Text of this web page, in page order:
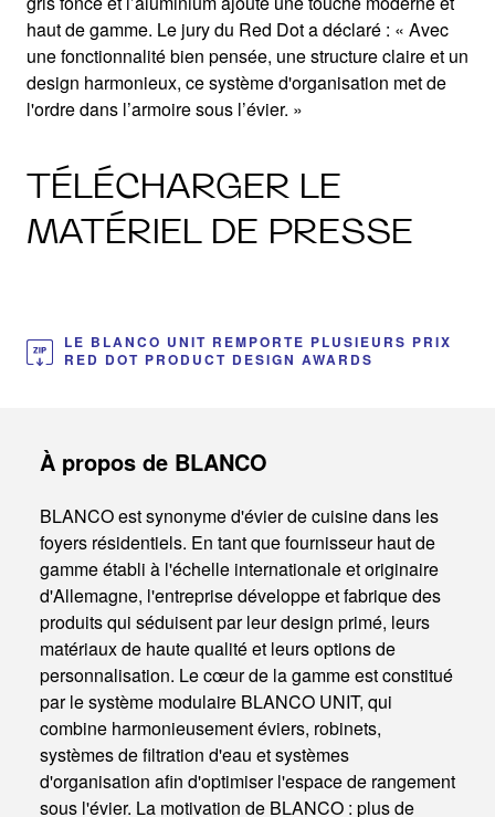
haut de gamme. Le jury du Red Dot a déclaré : « Avec
une fonctionnalité bien pensée, une structure claire et un
design harmonieux, ce système d'organisation met de
l'ordre dans l’armoire sous l’évier. »
TÉLÉCHARGER LE
MATÉRIEL DE PRESSE
LE BLANCO UNIT REMPORTE PLUSIEURS PRIX
RED DOT PRODUCT DESIGN AWARDS
À propos de BLANCO
BLANCO est synonyme d'évier de cuisine dans les
foyers résidentiels. En tant que fournisseur haut de
gamme établi à l'échelle internationale et originaire
d'Allemagne, l'entreprise développe et fabrique des
produits qui séduisent par leur design primé, leurs
matériaux de haute qualité et leurs options de
personnalisation. Le cœur de la gamme est constitué
par le système modulaire BLANCO UNIT, qui
combine harmonieusement éviers, robinets,
systèmes de filtration d'eau et systèmes
d'organisation afin d'optimiser l'espace de rangement
sous l'évier. La motivation de BLANCO : plus de